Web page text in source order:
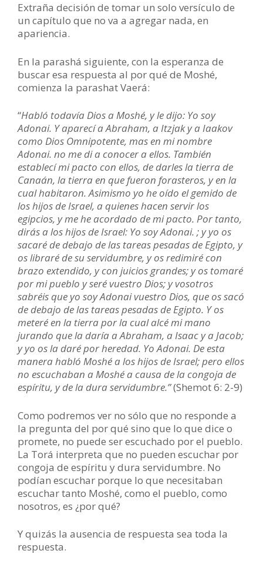
Extraña decisión de tomar un solo versículo de
un capítulo que no va a agregar nada, en
apariencia.
En la parashá siguiente, con la esperanza de
buscar esa respuesta al por qué de Moshé,
comienza la parashat Vaerá:
“Habló todavía Dios a Moshé, y le dijo: Yo soy
Adonai. Y aparecí a Abraham, a Itzjak y a Iaakov
como Dios Omnipotente, mas en mi nombre
Adonai. no me di a conocer a ellos. También
establecí mi pacto con ellos, de darles la tierra de
Canaán, la tierra en que fueron forasteros, y en la
cual habitaron. Asimismo yo he oído el gemido de
los hijos de Israel, a quienes hacen servir los
egipcios, y me he acordado de mi pacto. Por tanto,
dirás a los hijos de Israel: Yo soy Adonai. ; y yo os
sacaré de debajo de las tareas pesadas de Egipto, y
os libraré de su servidumbre, y os redimiré con
brazo extendido, y con juicios grandes; y os tomaré
por mi pueblo y seré vuestro Dios; y vosotros
sabréis que yo soy Adonai vuestro Dios, que os sacó
de debajo de las tareas pesadas de Egipto. Y os
meteré en la tierra por la cual alcé mi mano
jurando que la daría a Abraham, a Isaac y a Jacob;
y yo os la daré por heredad. Yo Adonai. De esta
manera habló Moshé a los hijos de Israel; pero ellos
no escuchaban a Moshé a causa de la congoja de
espíritu, y de la dura servidumbre.”(Shemot 6: 2-9)
Como podremos ver no sólo que no responde a
la pregunta del por qué sino que lo que dice o
promete, no puede ser escuchado por el pueblo.
La Torá interpreta que no pueden escuchar por
congoja de espíritu y dura servidumbre. No
podían escuchar porque lo que necesitaban
escuchar tanto Moshé, como el pueblo, como
nosotros, es ¿por qué?
Y quizás la ausencia de respuesta sea toda la
respuesta.